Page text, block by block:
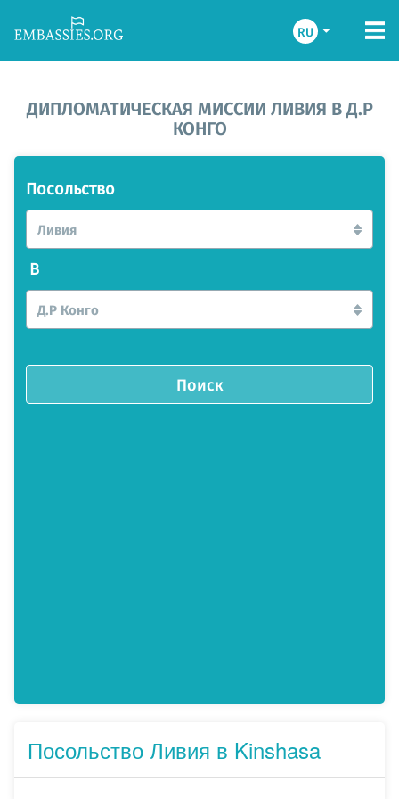
RU
ДИПЛОМАТИЧЕСКАЯ МИССИИ ЛИВИЯ В Д.Р
КОНГО
Посольство
Ливия
В
Д.Р Конго
Поиск
Посольство Ливия в Kinshasa